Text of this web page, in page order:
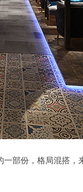
部份，格局混搭，